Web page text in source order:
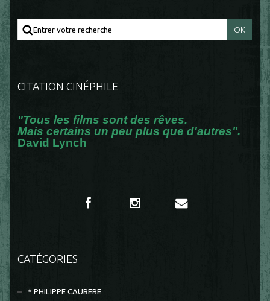
CITATION CINÉPHILE
"Tous les films sont des rêves.
Mais certains un peu plus que d'autres".
David Lynch
CATÉGORIES
* PHILIPPE CAUBERE